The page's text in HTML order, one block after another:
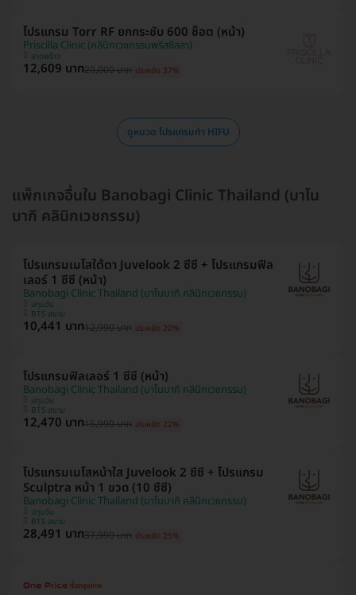
โปรแกรม Torr RF ยกกระชับ 600 ช็อต (หน้า)
Priscilla Clinic (คลินิกเวชกรรมพริสซิลลา)
ลาดพร้าว
12,609 บาท20,000 บาท ประหยัด 37%
ดูหมวด โปรแกรมทำ HIFU
แพ็กเกจอื่นใน Banobagi Clinic Thailand (บาโน
บากิ คลินิกเวชกรรม)
โปรแกรมเมโสใต้ตา Juvelook 2 ซีซี + โปรแกรมฟิล
เลอร์ 1 ซีซี (หน้า)
Banobagi Clinic Thailand (บาโนบากิ คลินิกเวชกรรม)
ปทุมวัน
BTS สยาม
10,441 บาท12,990 บาท ประหยัด 20%
โปรแกรมฟิลเลอร์ 1 ซีซี (หน้า)
Banobagi Clinic Thailand (บาโนบากิ คลินิกเวชกรรม)
ปทุมวัน
BTS สยาม
12,470 บาท15,990 บาท ประหยัด 22%
โปรแกรมเมโสหน้าใส Juvelook 2 ซีซี + โปรแกรม
Sculptra หน้า 1 ขวด (10 ซีซี)
Banobagi Clinic Thailand (บาโนบากิ คลินิกเวชกรรม)
ปทุมวัน
BTS สยาม
28,491 บาท37,990 บาท ประหยัด 25%